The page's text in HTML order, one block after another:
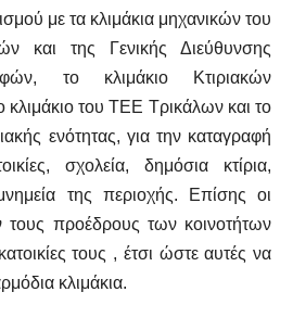
με τα κλιμάκια μηχανικών του
και της Γενικής Διεύθυνσης
το κλιμάκιο Κτιριακών
του ΤΕΕ Τρικάλων και το
ενότητας, για την καταγραφή
σχολεία, δημόσια κτίρια,
της περιοχής. Επίσης οι
τους προέδρους των κοινοτήτων
τους , έτσι ώστε αυτές να
κλιμάκια.